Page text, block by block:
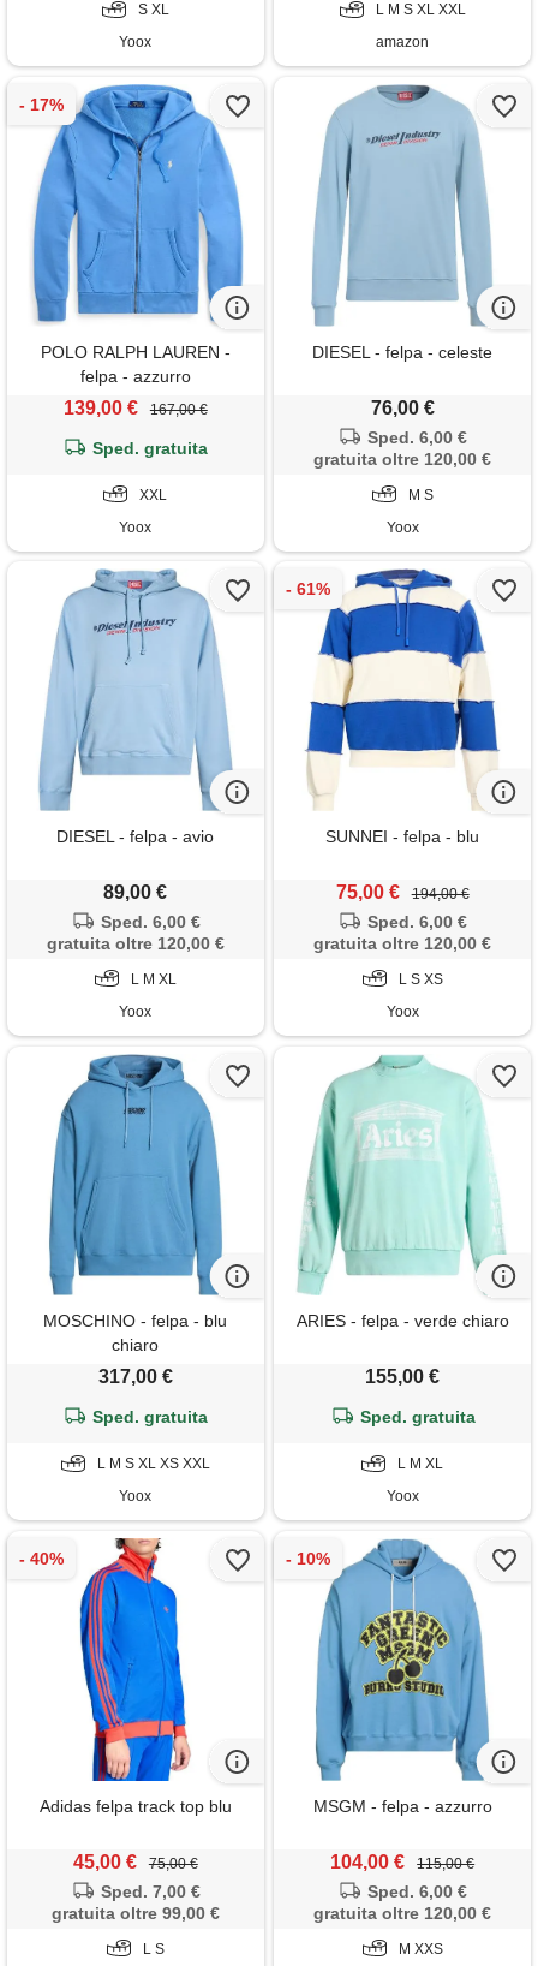
S XL
Yoox
L M S XL XXL
amazon
POLO RALPH LAUREN -
felpa - azzurro
139,00 € 167,00 €
Sped. gratuita
XXL
Yoox
DIESEL - felpa - celeste
76,00 €
Sped. 6,00 €
gratuita oltre 120,00 €
M S
Yoox
DIESEL - felpa - avio
89,00 €
Sped. 6,00 €
gratuita oltre 120,00 €
L M XL
Yoox
SUNNEI - felpa - blu
75,00 € 194,00 €
Sped. 6,00 €
gratuita oltre 120,00 €
L S XS
Yoox
MOSCHINO - felpa - blu
chiaro
317,00 €
Sped. gratuita
L M S XL XS XXL
Yoox
ARIES - felpa - verde chiaro
155,00 €
Sped. gratuita
L M XL
Yoox
Adidas felpa track top blu
45,00 € 75,00 €
Sped. 7,00 €
gratuita oltre 99,00 €
L S
MSGM - felpa - azzurro
104,00 € 115,00 €
Sped. 6,00 €
gratuita oltre 120,00 €
M XXS